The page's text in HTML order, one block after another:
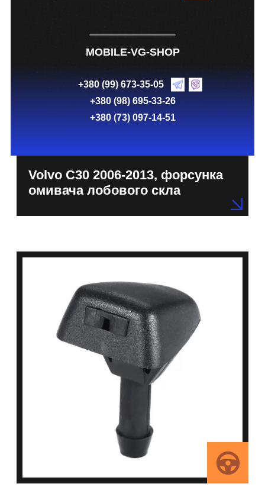
MOBILE-VG-SHOP
+380 (99) 673-35-05
+380 (98) 695-33-26
+380 (73) 097-14-51
Volvo C30 2006-2013, форсунка
омивача лобового скла